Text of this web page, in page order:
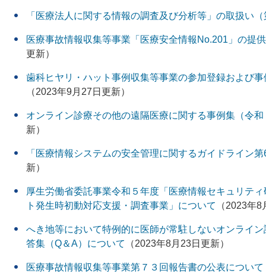
「医療法人に関する情報の調査及び分析等」の取扱い
医療事故情報収集等事業「医療安全情報No.201」の提
更新）
歯科ヒヤリ・ハット事例収集等事業の参加登録および
（2023年9月27日更新）
オンライン診療その他の遠隔医療に関する事例集（令
新）
「医療情報システムの安全管理に関するガイドライン
新）
厚生労働省委託事業令和５年度「医療情報セキュリテ
ト発生時初動対応支援・調査事業」について
（2023年
へき地等において特例的に医師が常駐しないオンライ
答集（Q＆A）について
（2023年8月23日更新）
医療事故情報収集等事業第７３回報告書の公表につい